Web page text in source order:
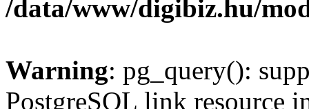
/data/www/digibiz.hu/
Warning: pg_query():
PostgreSQL link resource